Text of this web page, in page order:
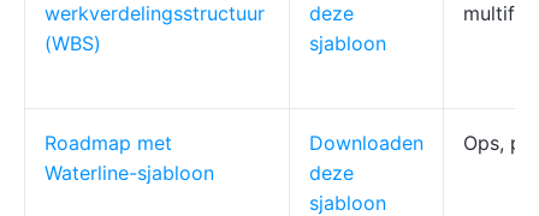
werkverdelingsstructuur
(WBS)
deze
sjabloon
Roadmap met
Waterline-sjabloon
Downloaden
deze
sjabloon
Ops,